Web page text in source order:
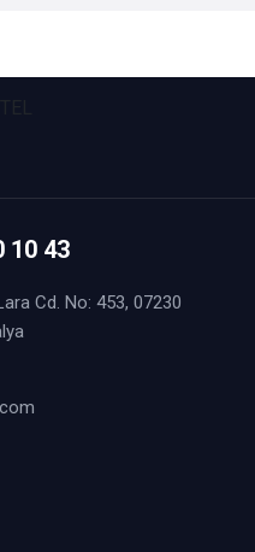
10 43
Cd. No: 453, 07230